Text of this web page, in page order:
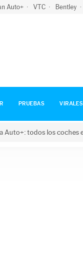
Auto+ VTC Bentley
PRUEBAS VIRALES
Auto+: todos los coches